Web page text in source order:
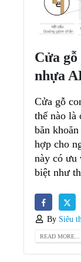
Cửa
nhựa
Cửa gỗ
thế nào là
băn
hợp cho
này có ưu
biệt như
By Siêu
READ MORE...